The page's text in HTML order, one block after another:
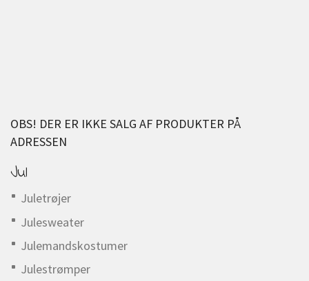
OBS! DER ER IKKE SALG AF PRODUKTER PÅ
ADRESSEN
Jul
Juletrøjer
Julesweater
Julemandskostumer
Julestrømper